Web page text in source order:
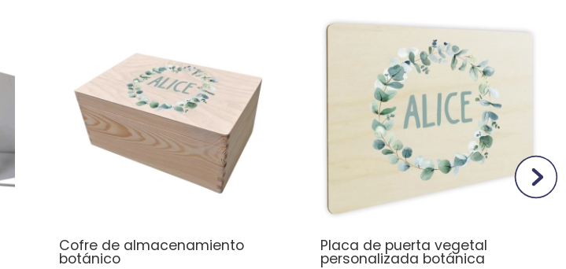
Cofre de almacenamiento
botánico
Placa de puerta vegetal
personalizada botánica